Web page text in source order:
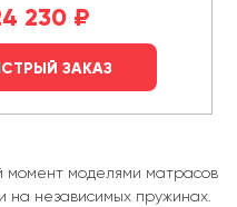
230 ₽
ЗАКАЗ
моделями матрасов
на независимых пружинах.